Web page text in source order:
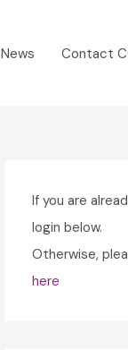
News Contact
If you are
login below.
Otherwise,
here